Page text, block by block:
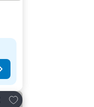
Lisää suosikkeihin